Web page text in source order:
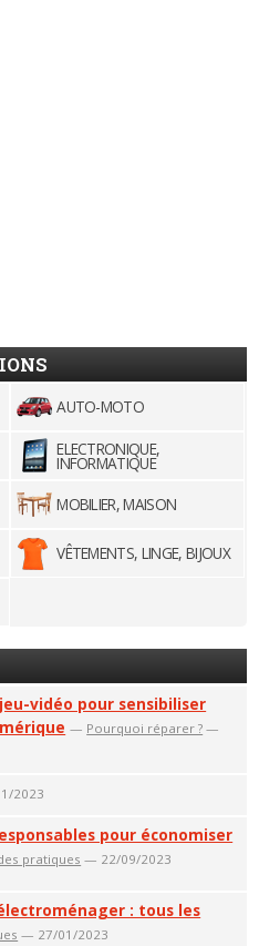
AUTO-MOTO
ELECTRONIQUE,
INFORMATIQUE
MOBILIER, MAISON
VÊTEMENTS, LINGE, BIJOUX
vidéo pour sensibiliser
— Pourquoi réparer ? —
2023
pour économiser
pratiques — 22/09/2023
: tous les
— 27/01/2023